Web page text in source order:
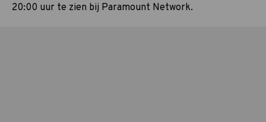
20:00 uur te zien bij Paramount Network.